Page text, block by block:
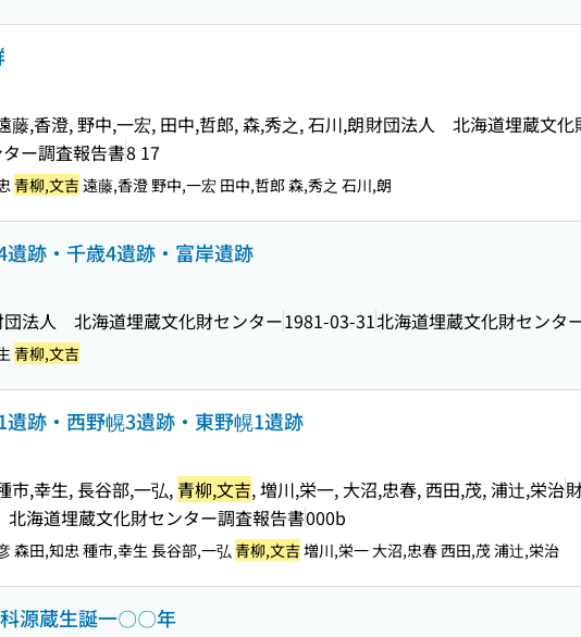
藤,香澄, 野中,一宏, 田中,哲郎, 森,秀之, 石川,朗財団法人 北海道埋蔵文化
ー調査報告書8 17
青柳,文吉 遠藤,香澄 野中,一宏 田中,哲郎 森,秀之 石川,朗
跡・千歳4遺跡・富岸遺跡
団法人 北海道埋蔵文化財センター1981-03-31北海道埋蔵文化財センタ
青柳,文吉
跡・西野幌3遺跡・東野幌1遺跡
市,幸生, 長谷部,一弘, 青柳,文吉, 増川,栄一, 大沼,忠春, 西田,茂, 浦辻,栄治
海道埋蔵文化財センター調査報告書000b
森田,知忠 種市,幸生 長谷部,一弘青柳,文吉 増川,栄一 大沼,忠春 西田,茂 浦辻,栄治
源蔵生誕一〇〇年